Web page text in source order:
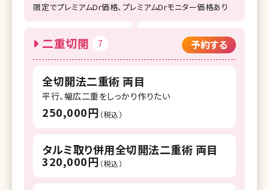
限定でプレミアムDr価格、プレミアムDrモニター価格あり
二重切開 7 予約する
全切開法二重術 両目
平行、幅広二重をしっかり作りたい
250,000円 （税込）
タルミ取り併用全切開法二重術 両目
320,000円 （税込）